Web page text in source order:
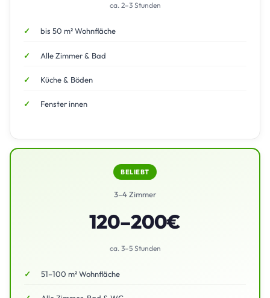
ca. 2–3 Stunden
bis 50 m² Wohnfläche
Alle Zimmer & Bad
Küche & Böden
Fenster innen
BELIEBT
3–4 Zimmer
120–200€
ca. 3–5 Stunden
51–100 m² Wohnfläche